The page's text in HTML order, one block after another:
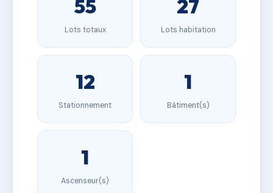
55
Lots totaux
27
Lots habitation
12
Stationnement
1
Bâtiment(s)
1
Ascenseur(s)